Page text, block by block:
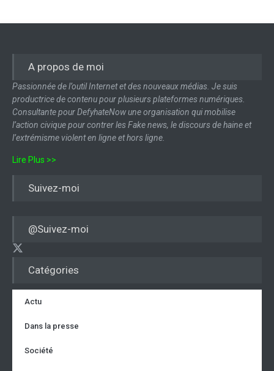
Catégories
Actu
Dans la presse
Société
A propos de moi
Passionnée de l’outil Internet et des nouveaux médias. Je suis
productrice de contenu pour plusieurs plateformes numériques.
Consultante pour DefyhateNow une organisation qui mobilise
l’action civique pour contrer les Fake news, le discours de haine et
l’extrémisme violent en ligne et hors ligne.
Lire Plus >>
Suivez-moi
@Suivez-moi